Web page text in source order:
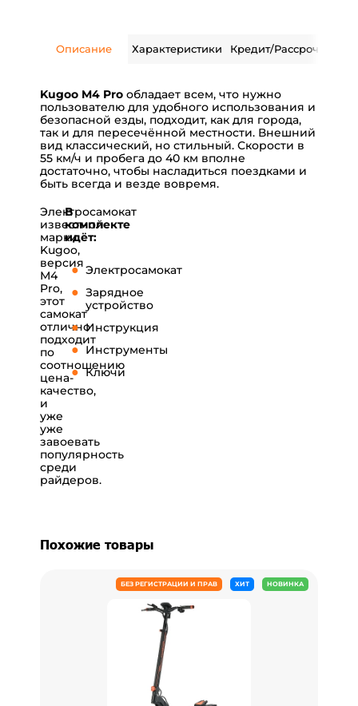
Описание Характеристики Кредит/Рассрочка
Kugoo M4 Pro обладает всем, что нужно
пользователю для удобного использования и
безопасной езды, подходит, как для города,
так и для пересечённой местности. Внешний
вид классический, но стильный. Скорости в
55 км/ч и пробега до 40 км вполне
достаточно, чтобы насладиться поездками и
быть всегда и везде вовремя.
Электросамокат
известной
марки
Kugoo,
версия
М4
Pro,
этот
самокат
отлично
подходит
по
соотношению
цена-
качество,
и
уже
уже
завоевать
популярность
среди
райдеров.
В
комплекте
идёт:
Электросамокат
Зарядное
устройство
Инструкция
Инструменты
Ключи
Похожие товары
БЕЗ РЕГИСТРАЦИИ И ПРАВ ХИТ НОВИНКА